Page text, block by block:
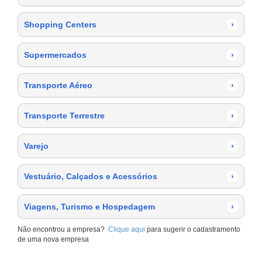
Shopping Centers ›
Supermercados ›
Transporte Aéreo ›
Transporte Terrestre ›
Varejo ›
Vestuário, Calçados e Acessórios ›
Viagens, Turismo e Hospedagem ›
Não encontrou a empresa? Clique aqui para sugerir o cadastramento
de uma nova empresa